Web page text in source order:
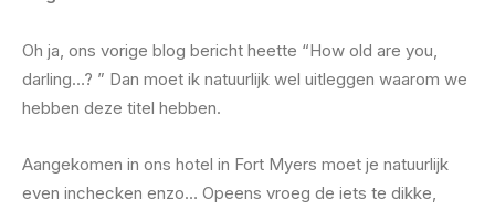
Oh ja, ons vorige blog bericht heette “How old are you,
darling…? ” Dan moet ik natuurlijk wel uitleggen waarom we
hebben deze titel hebben.
Aangekomen in ons hotel in Fort Myers moet je natuurlijk
even inchecken enzo… Opeens vroeg de iets te dikke,